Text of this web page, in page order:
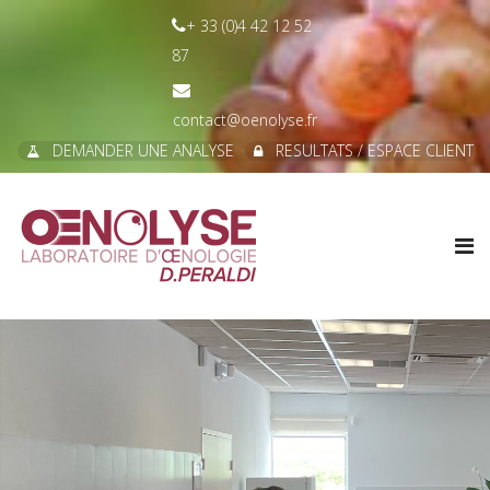
+ 33 (0)4 42 12 52
87
contact@oenolyse.fr
DEMANDER UNE ANALYSE
RESULTATS / ESPACE CLIENT